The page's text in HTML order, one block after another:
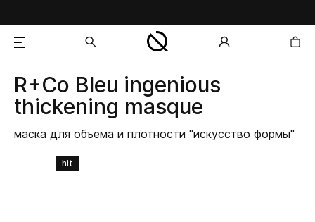
добавлен в корзину
hit
R+Co Bleu ingenious
thickening masque
маска для объема и плотности "искусство формы"